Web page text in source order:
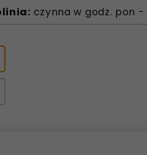
czynna w godz. pon -